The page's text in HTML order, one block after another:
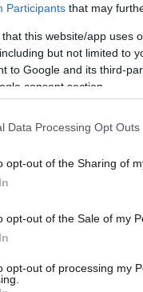
Participants that may
that this website/app uses
but not limited to
to Google and its third-
consent section.
Data Processing Opt Outs
opt-out of the Sharing of
opt-out of the Sale of my
opt-out of processing my
η Ολομέλεια
Μιλτιάδη
μειονοτικών